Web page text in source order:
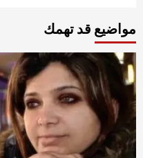
مواضيع قد تهمك